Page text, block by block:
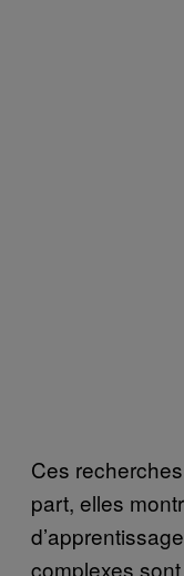
Ces
part, elles
complexes